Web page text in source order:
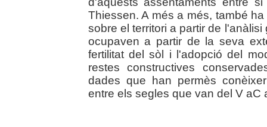
Thiessen. A més a més, també
sobre el territori a partir de
ocupaven a partir de la seva
fertilitat del sòl i l'adopció del
restes constructives
dades que han permès
entre els segles que van del V aC